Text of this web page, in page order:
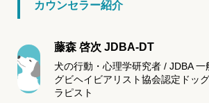
カウンセラー紹介
藤森 啓次 JDBA-DT
犬の行動・心理学研究者 / JDBA 一
グビヘイビアリスト協会認定ドッ
ラピスト